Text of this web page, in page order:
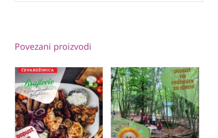
Povezani proizvodi